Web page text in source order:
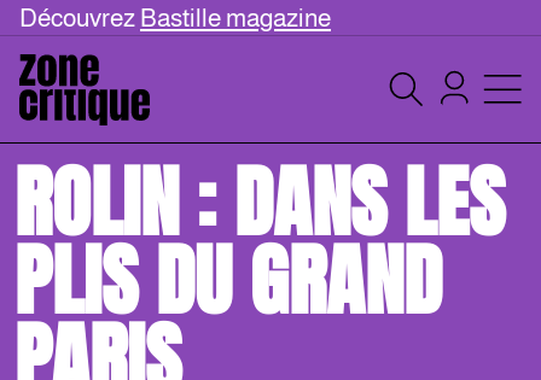
Découvrez Bastille magazine
ROLIN : DANS LES
PLIS DU GRAND